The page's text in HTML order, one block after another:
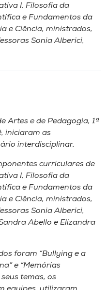
I, Filosofia da
e Fundamentos da
e Ciência, ministrados,
Sonia Alberici,
Artes e de Pedagogia, 1ª
iniciaram as
interdisciplinar.
curriculares de
I, Filosofia da
e Fundamentos da
e Ciência, ministrados,
Sonia Alberici,
Abello e Elizandra
foram “Bullying e a
e “Memórias
temas, os